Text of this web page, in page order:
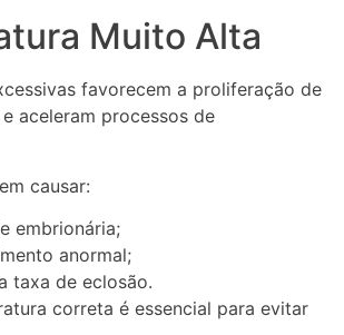
Muito Alta
favorecem a proliferação de
aceleram processos de
causar:
embrionária;
anormal;
taxa de eclosão.
correta é essencial para evitar